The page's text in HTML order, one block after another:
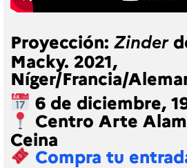
Proyección: Zinder
Macky. 2021,
Níger/Francia/
6 de diciembre,
Centro Arte
Ceina
Compra tu